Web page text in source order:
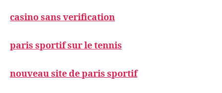
casino sans verification
paris sportif sur le tennis
nouveau site de paris sportif